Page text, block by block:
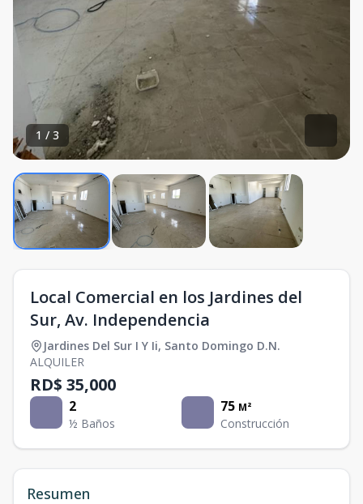
1 / 3
Local Comercial en los Jardines del
Sur, Av. Independencia
Jardines Del Sur I Y Ii, Santo Domingo D.N.
ALQUILER
RD$ 35,000
2
½ Baños
75 M²
Construcción
Resumen